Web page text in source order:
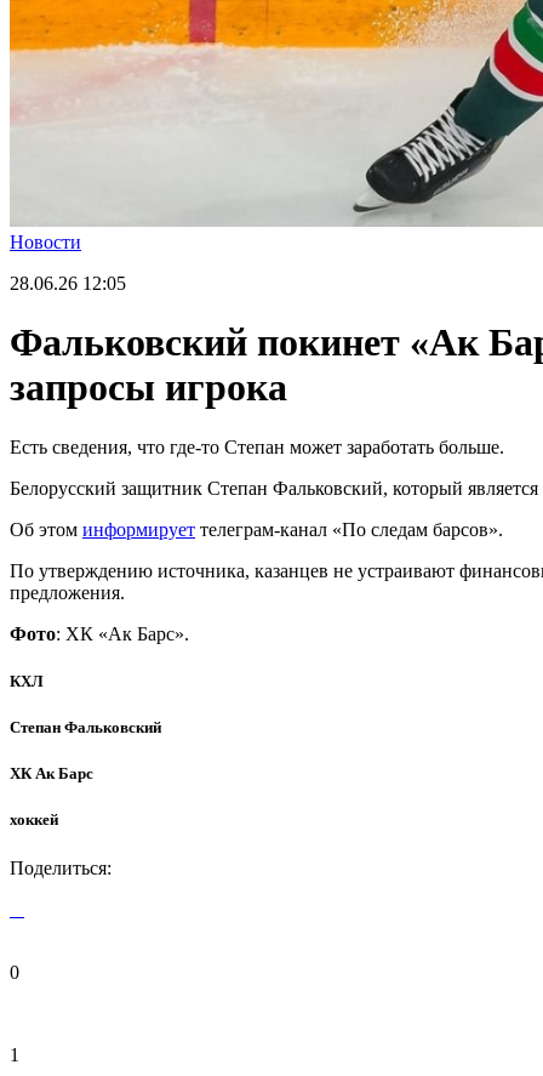
Новости
28.06.26 12:05
Фальковский покинет «Ак
запросы игрока
Есть сведения, что где-то Степан может заработать больше.
Белорусский защитник Степан Фальковский, который
Об этом информирует телеграм-канал «По следам барсов».
По утверждению источника, казанцев не устраивают
предложения.
Фото: ХК «Ак Барс».
КХЛ
Степан Фальковский
ХК Ак Барс
хоккей
Поделиться:
0
1